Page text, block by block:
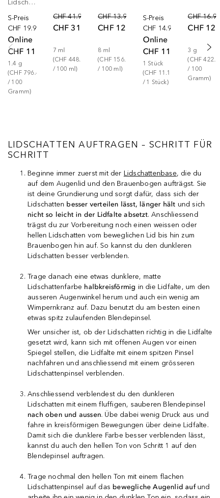
Lidschatten
S-Preis
CHF 19.90
Online
CHF 11.15
1.4 g
(CHF 796.43
/ 100
Gramm)
CHF 41.90
CHF 31.42
7 ml
(CHF 448.86
/ 100 ml)
CHF 13.90
CHF 12.55
8 ml
(CHF 156.88
/ 100 ml )
S-Preis
CHF 14.90
Online
CHF 11.17
1 Stück
(CHF 11.17
/ 1 Stück)
CHF
CHF
3 g
(CHF
/ 100
Gramm)
LIDSCHATTEN AUFTRAGEN – SCHRITT FÜR
SCHRITT
Beginne immer zuerst mit der Lidschattenbase, die du
auf dem Augenlid und den Brauenbogen aufträgst. Sie
ist deine Grundierung und sorgt dafür, dass sich der
Lidschatten besser verteilen lässt, länger hält und sich
nicht so leicht in der Lidfalte absetzt. Anschliessend
trägst du zur Vorbereitung noch einen weissen oder
hellen Lidschatten vom beweglichen Lid bis hin zum
Brauenbogen hin auf. So kannst du den dunkleren
Lidschatten besser verblenden.
Trage danach eine etwas dunklere, matte
Lidschattenfarbe halbkreisförmig in die Lidfalte, um den
ausseren Augenwinkel herum und auch ein wenig am
Wimpernkranz auf. Dazu benutzt du am besten einen
etwas spitz zulaufenden Blendepinsel.
Wer unsicher ist, ob der Lidschatten richtig in die Lidfalte
gesetzt wird, kann sich mit offenen Augen vor einen
Spiegel stellen, die Lidfalte mit einem spitzen Pinsel
nachfahren und anschliessend mit einem grösseren
Lidschattenpinsel verblenden.
Anschliessend verblendest du den dunkleren
Lidschatten mit einem fluffigen, sauberen Blendepinsel
nach oben und aussen. Übe dabei wenig Druck aus und
fahre in kreisförmigen Bewegungen über deine Lidfalte.
Damit sich die dunklere Farbe besser verblenden lässt,
kannst du auch den hellen Ton von Schritt 1 auf den
Blendepinsel auftragen.
Trage nochmal den hellen Ton mit einem flachen
Lidschattenpinsel auf das bewegliche Augenlid aufund